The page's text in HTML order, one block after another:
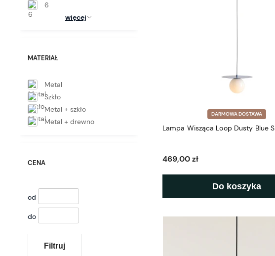
6
więcej
MATERIAŁ
Metal
Szkło
Metal + szkło
Metal + drewno
CENA
od
do
Filtruj
DARMOWA DOSTAWA
Lampa Wisząca Loop Dusty Blue S
469,00 zł
Do koszyka